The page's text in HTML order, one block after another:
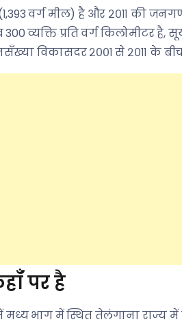
वर्ग मील) है और २०११ की
प्रति वर्ग किलोमीटर है,
विकासदर २००१ से २०११ के बीच
पर है
मध्य भाग में स्थित तेलंगाना राज्य में